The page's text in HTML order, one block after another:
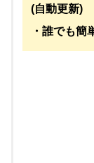
(自動更新)
・誰でも簡